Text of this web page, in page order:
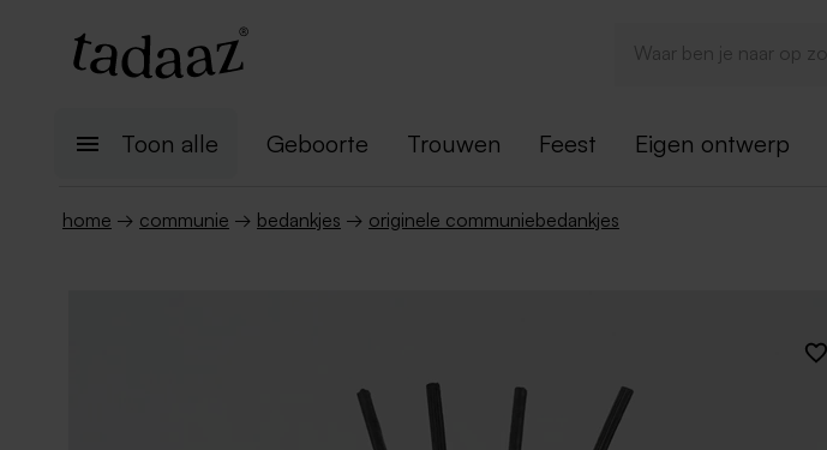
Toon alle Geboorte Trouwen Feest Eigen ontwerp
home → communie → bedankjes → originele communiebedankjes